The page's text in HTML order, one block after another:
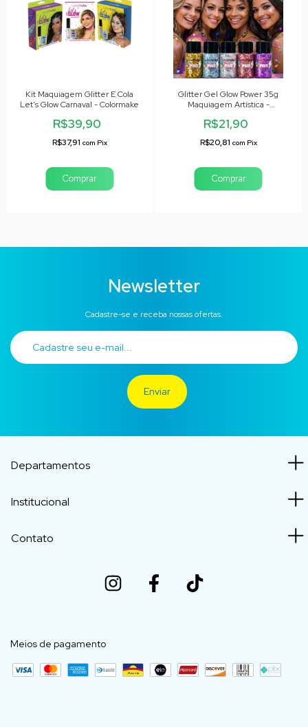
Kit Maquiagem Glitter E Cola
Let's Glow Carnaval - Colormake
R$39,90
R$37,91 com Pix
Comprar
Glitter Gel Glow Power 35g
Maquiagem Artística -
R$21,90
R$20,81 com Pix
Comprar
Newsletter
Cadastre-se e receba nossas ofertas.
Departamentos
Institucional
Contato
Meios de pagamento